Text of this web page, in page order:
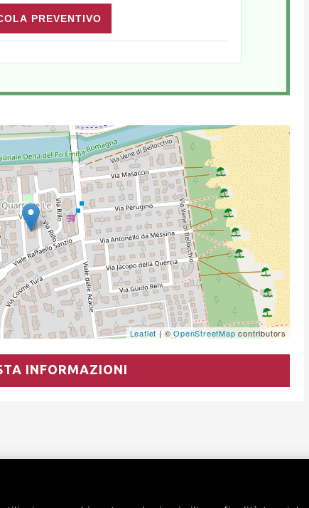
PREVENTIVO
Leaflet| ©OpenStreetMap contributors
INFORMAZIONI